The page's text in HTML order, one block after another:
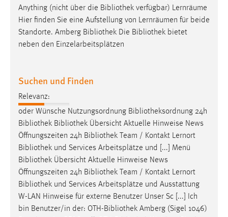
Anything (nicht über die Bibliothek verfügbar) Lernräume
Hier finden Sie eine Aufstellung von Lernräumen für beide
Standorte. Amberg Bibliothek Die Bibliothek bietet
neben den Einzelarbeitsplätzen
Suchen und Finden
Relevanz:
oder Wünsche Nutzungsordnung Bibliotheksordnung 24h
Bibliothek Bibliothek Übersicht Aktuelle Hinweise News
Öffnungszeiten 24h Bibliothek Team / Kontakt Lernort
Bibliothek und Services Arbeitsplätze und [...] Menü
Bibliothek Übersicht Aktuelle Hinweise News
Öffnungszeiten 24h Bibliothek Team / Kontakt Lernort
Bibliothek und Services Arbeitsplätze und Ausstattung
W-LAN Hinweise für externe Benutzer Unser Sc [...] Ich
bin Benutzer/in der: OTH-Bibliothek Amberg (Sigel 1046)